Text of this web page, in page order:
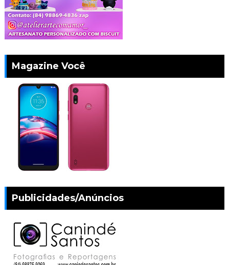
Magazine Você
Publicidades/Anúncios